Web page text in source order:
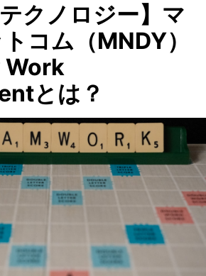
クノロジー】マ
コム（MNDY）
Work
とは？